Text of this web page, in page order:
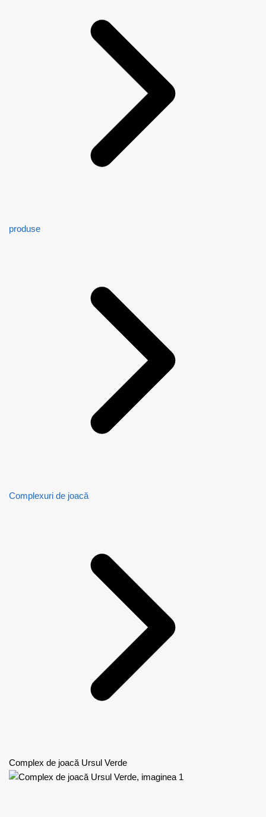
produse
Complexuri de joacă
Complex de joacă Ursul Verde